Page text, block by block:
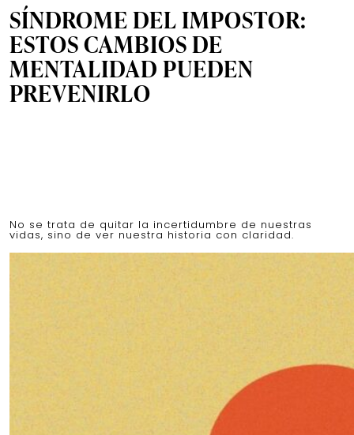
SÍNDROME DEL IMPOSTOR:
ESTOS CAMBIOS DE
MENTALIDAD PUEDEN
PREVENIRLO
No se trata de quitar la incertidumbre de nuestras
vidas, sino de ver nuestra historia con claridad.